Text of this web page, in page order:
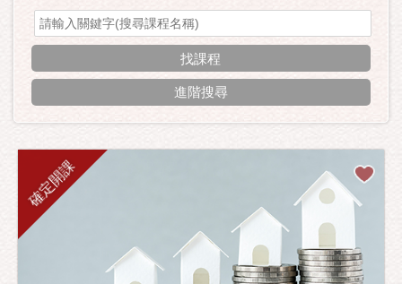
進階搜尋
確定開課